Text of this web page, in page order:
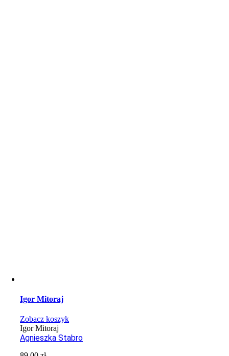
Igor Mitoraj
Zobacz koszyk
Igor Mitoraj
Agnieszka Stabro